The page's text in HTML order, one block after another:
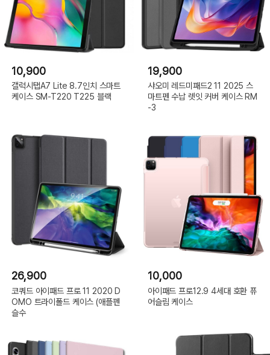
10,900
갤럭시탭A7 Lite 8.7인치 스마트
케이스 SM-T220 T225 블랙
19,900
샤오미 레드미패드2 11 2025 스
마트펜 수납 렛잇 커버 케이스 RM
-3
26,900
코쿼드 아이패드 프로 11 2020 D
OMO 트라이폴드 케이스 (애플펜
슬수
10,000
아이패드 프로12.9 4세대 호환 퓨
어슬림 케이스